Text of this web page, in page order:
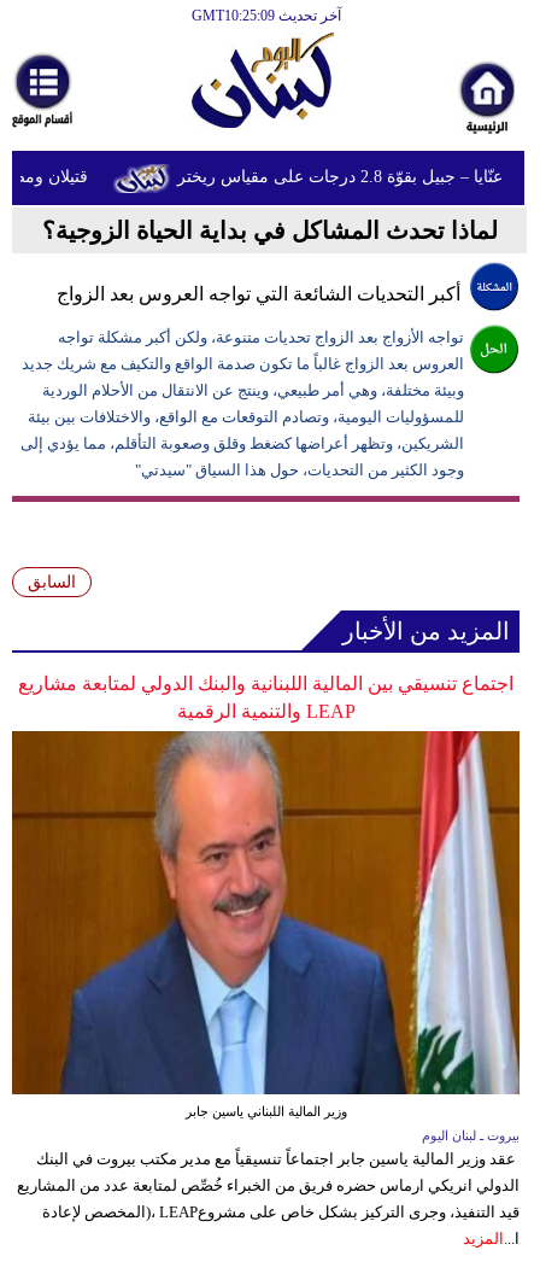
آخر تحديث GMT10:25:09
أخبارعاجلة
رياضة
ثقافة
إقتصاد
وموسيقى
أزياء
صحة
أخبار
مرأة
وتكنولوجيا
مدوَّنات
أبراج
فيديو
قتيلان ومصابون جراء 14 غارة بقوّة 2.8 درجات على مقياس ريختر
لماذا تحدث المشاكل في بداية الحياة الزوجية؟
أكبر التحديات الشائعة التي تواجه العروس بعد الزواج
تواجه الأزواج بعد الزواج تحديات متنوعة، ولكن أكبر مشكلة تواجه
العروس بعد الزواج غالباً ما تكون صدمة الواقع والتكيف مع شريك جديد
وبيئة مختلفة، وهي أمر طبيعي، وينتج عن الانتقال من الأحلام الوردية
للمسؤوليات اليومية، وتصادم التوقعات مع الواقع، والاختلافات بين بيئة
الشريكين، وتظهر أعراضها كضغط وقلق وصعوبة التأقلم، مما يؤدي إلى
وجود الكثير من التحديات، حول هذا السياق "سيدتي"
السابق
المزيد من الأخبار
اجتماع تنسيقي بين المالية اللبنانية والبنك الدولي لمتابعة مشاريع
LEAP والتنمية الرقمية
وزير المالية اللبناني ياسين جابر
بيروت ـ لبنان اليوم
عقد وزير المالية ياسين جابر اجتماعاً تنسيقياً مع مدير مكتب بيروت في البنك
الدولي انريكي ارماس حضره فريق من الخبراء خُصِّص لمتابعة عدد من المشاريع
قيد التنفيذ، وجرى التركيز بشكل خاص على مشروعLEAP ،(المخصص لإعادة
ا...
المزيد